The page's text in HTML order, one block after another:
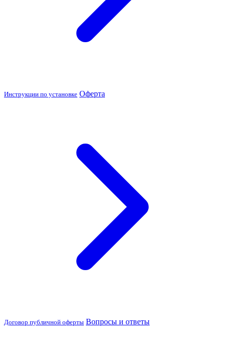
Инструкции по установке Оферта
Договор публичной оферты Вопросы и ответы